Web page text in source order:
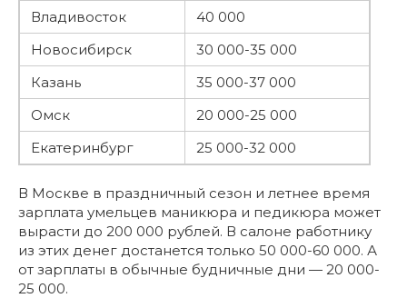
Владивосток
40 000
Новосибирск
30 000-35 000
Казань
35 000-37 000
Омск
20 000-25 000
Екатеринбург
25 000-32 000
В Москве в праздничный сезон и летнее время
зарплата умельцев маникюра и педикюра может
вырасти до 200 000 рублей. В салоне работнику
из этих денег достанется только 50 000-60 000. А
от зарплаты в обычные будничные дни — 20 000-
25 000.